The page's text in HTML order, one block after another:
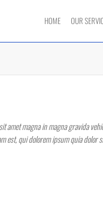
HOME OUR
amet magna in magna gravida
est, qui dolorem ipsum quia